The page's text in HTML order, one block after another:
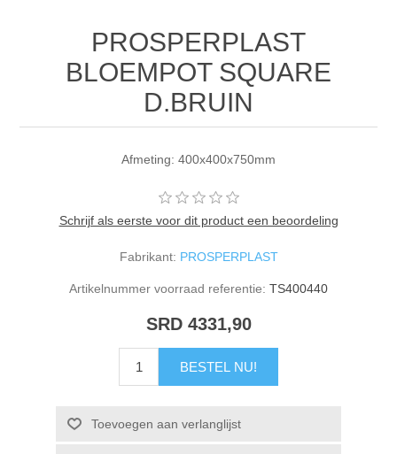
PROSPERPLAST
BLOEMPOT SQUARE
D.BRUIN
Afmeting: 400x400x750mm
Schrijf als eerste voor dit product een beoordeling
Fabrikant: PROSPERPLAST
Artikelnummer voorraad referentie: TS400440
SRD 4331,90
BESTEL NU!
Toevoegen aan verlanglijst